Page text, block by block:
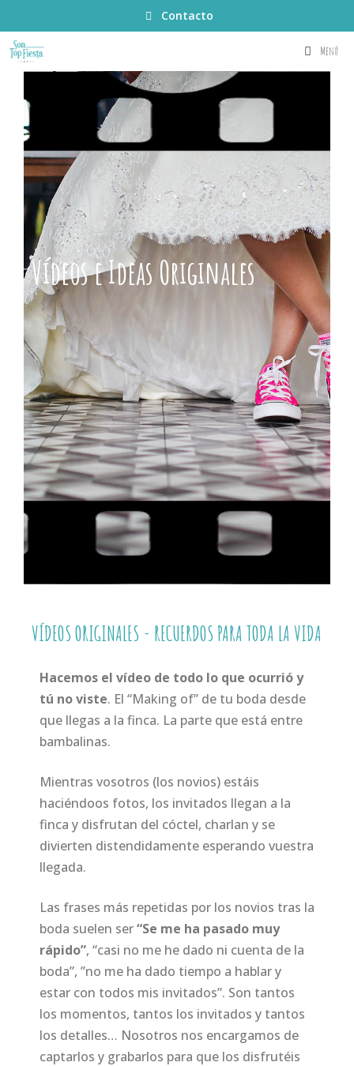
Contacto
Menú
Vídeos e Ideas Originales
VÍDEOS ORIGINALES - RECUERDOS PARA TODA LA VIDA
Hacemos el vídeo de todo lo que ocurrió y
tú no viste. El “Making of” de tu boda desde
que llegas a la finca. La parte que está entre
bambalinas.
Mientras vosotros (los novios) estáis
haciéndoos fotos, los invitados llegan a la
finca y disfrutan del cóctel, charlan y se
divierten distendidamente esperando vuestra
llegada.
Las frases más repetidas por los novios tras la
boda suelen ser“Se me ha pasado muy
rápido”, “casi no me he dado ni cuenta de la
boda”, ”no me ha dado tiempo a hablar y
estar con todos mis invitados”. Son tantos
los momentos, tantos los invitados y tantos
los detalles… Nosotros nos encargamos de
captarlos y grabarlos para que los disfrutéis